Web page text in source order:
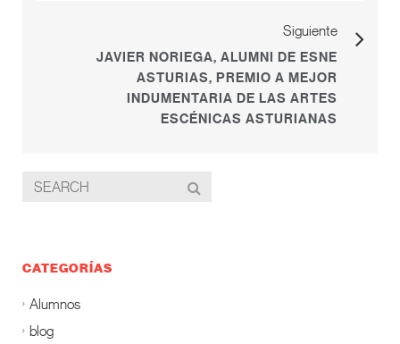
Siguiente
JAVIER NORIEGA, ALUMNI DE ESNE
ASTURIAS, PREMIO A MEJOR
INDUMENTARIA DE LAS ARTES
ESCÉNICAS ASTURIANAS
CATEGORÍAS
Alumnos
blog